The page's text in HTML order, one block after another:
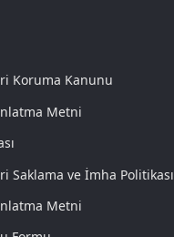
Koruma Kanunu
Metni
Saklama ve İmha Politikası
Metni